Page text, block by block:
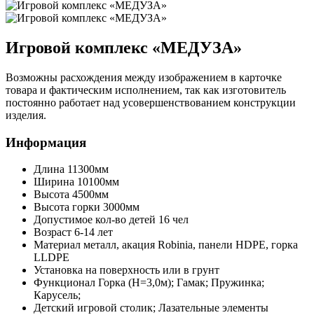
Игровой комплекс «МЕДУЗА»
Возможны расхождения между изображением в карточке
товара и фактическим исполнением, так как изготовитель
постоянно работает над усовершенствованием конструкции
изделия.
Информация
Длина 11300мм
Ширина 10100мм
Высота 4500мм
Высота горки 3000мм
Допустимое кол-во детей 16 чел
Возраст 6-14 лет
Материал металл, акация Robinia, панели HDPE, горка
LLDPE
Установка на поверхность или в грунт
Функционал Горка (Н=3,0м); Гамак; Пружинка;
Карусель;
Детский игровой столик; Лазательные элементы